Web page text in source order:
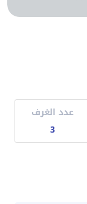
عدد الغرف
3